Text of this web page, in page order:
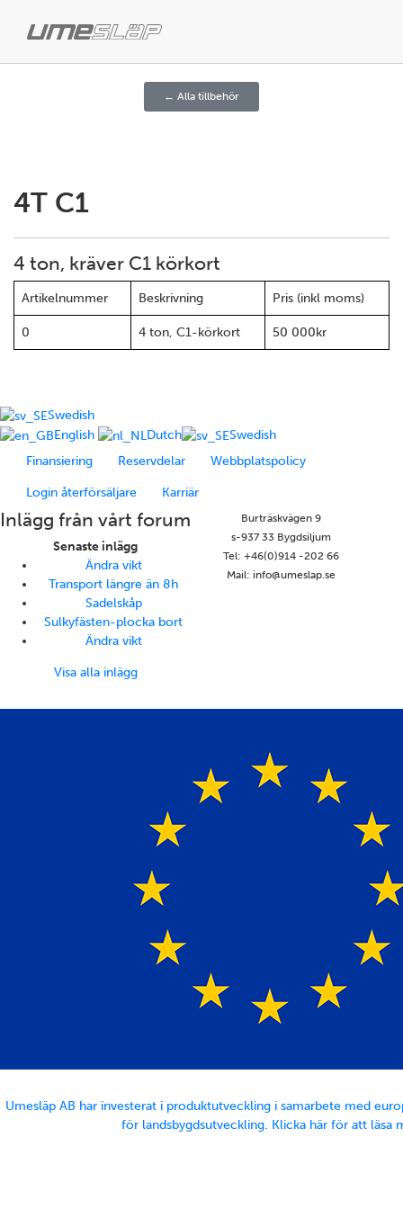
← Alla tillbehör
4T C1
4 ton, kräver C1 körkort
Artikelnummer Beskrivning Pris (inkl moms)
0 4 ton, C1-körkort 50 000kr
Swedish
English
Dutch
Swedish
Finansiering
Reservdelar Webbplatspolicy
Login återförsäljare Karriär
Inlägg från vårt forum
Senaste inlägg
Ändra vikt
Transport längre än 8h
Sadelskåp
Sulkyfästen-plocka bort
Ändra vikt
Visa alla inlägg
Burträskvägen 9
s-937 33 Bygdsiljum
Tel: +46(0)914 -202 66
Mail: info@umeslap.se
Umesläp AB har investerat i produktutveckling i samarbete med
för landsbygdsutveckling. Klicka här för att läsa